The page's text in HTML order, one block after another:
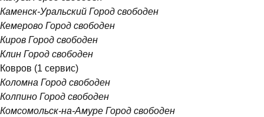
Каменск-Уральский Город свободен
Кемерово Город свободен
Киров Город свободен
Клин Город свободен
Ковров (1 сервис)
Коломна Город свободен
Колпино Город свободен
Комсомольск-на-Амуре Город свободен